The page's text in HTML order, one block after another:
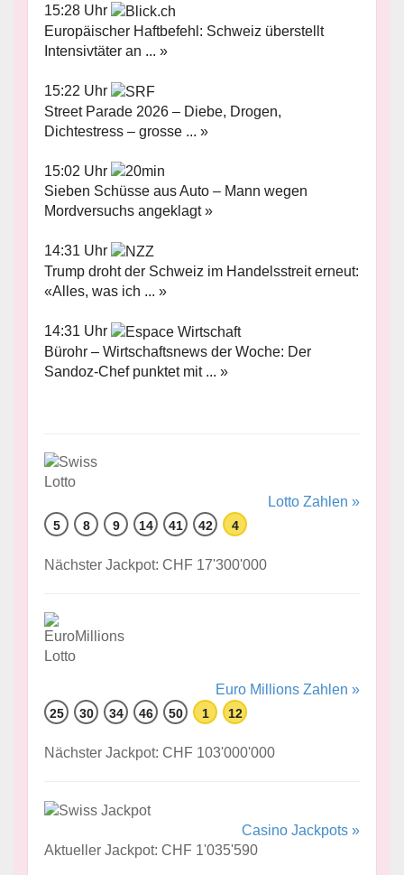
15:28 Uhr
Europäischer Haftbefehl: Schweiz überstellt
Intensivtäter an ... »
15:22 Uhr
Street Parade 2026 – Diebe, Drogen,
Dichtestress – grosse ... »
15:02 Uhr
Sieben Schüsse aus Auto – Mann wegen
Mordversuchs angeklagt »
14:31 Uhr
Trump droht der Schweiz im Handelsstreit erneut:
«Alles, was ich ... »
14:31 Uhr
Bürohr – Wirtschaftsnews der Woche: Der
Sandoz-Chef punktet mit ... »
Lotto Zahlen »
5 8 9 14 41 42 4
Nächster Jackpot: CHF 17'300'000
Euro Millions Zahlen »
25 30 34 46 50 1 12
Nächster Jackpot: CHF 103'000'000
Casino Jackpots »
Aktueller Jackpot: CHF 1'035'590